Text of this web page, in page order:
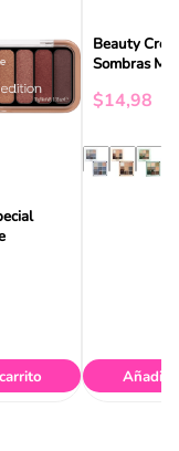
Beauty
Sombras
$14,98
Añadir